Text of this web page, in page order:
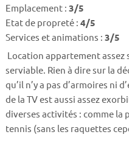
Emplacement : 3/5
Etat de propreté : 4/5
Services et animations : 3/5
Location appartement assez
serviable. Rien à dire sur la
qu’il n’y a pas d’armoires ni
de la TV est aussi assez
diverses activités : comme la
tennis (sans les raquettes